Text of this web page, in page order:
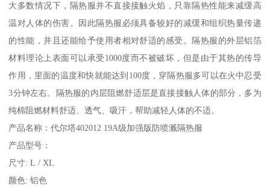
大多数情况下，隔热服并不直接接触火焰，只靠隔热性能来减缓高
温对人体的伤害。因此隔热服必须具备较好的减缓和组织热量传递
的性能，并且还能给予使用者相对舒适的感受。隔热服的外层铝箔
材料理论上表面可以承受1000度而不被破坏，但是由于其热的传导
作用，里面的温度和快就能达到100度，穿隔热服多可以在火中忍受
3分钟左右。隔热服的内层阻燃舒适层是直接接触人体的部分，多为
纯棉阻燃材料舒适、透气、吸汗，帮助减轻人体的不适。
产品名称：代尔塔402012 19A级加强版防喷溅隔热服
产品型号：
尺寸: L / XL
颜色: 铝色